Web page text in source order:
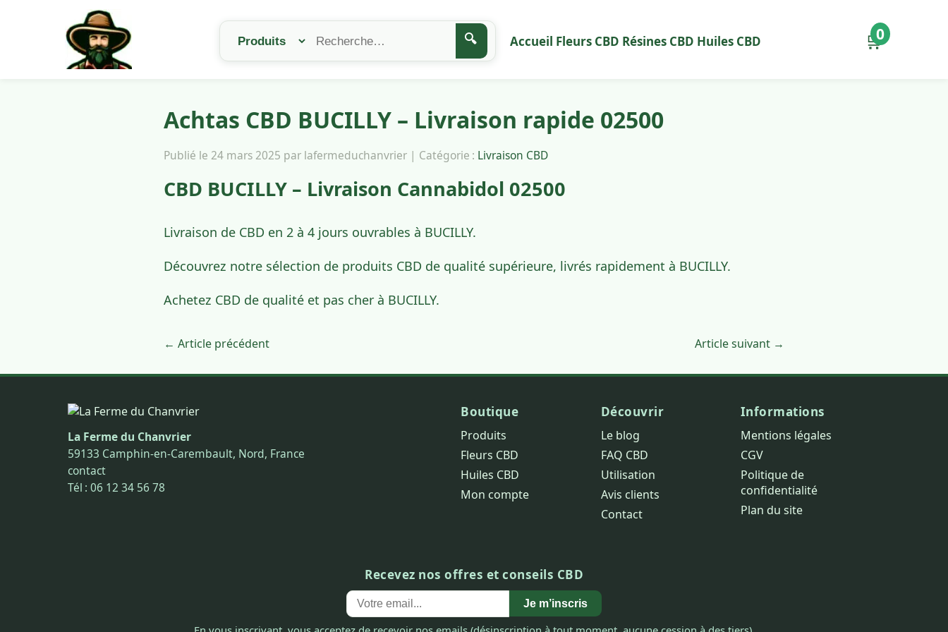
🔍 Accueil Fleurs CBD Résines CBD Huiles CBD 🛒
0
Achtas CBD BUCILLY – Livraison rapide 02500
Publié le 24 mars 2025 par lafermeduchanvrier | Catégorie : Livraison CBD
CBD BUCILLY – Livraison Cannabidol 02500
Livraison de CBD en 2 à 4 jours ouvrables à BUCILLY.
Découvrez notre sélection de produits CBD de qualité supérieure, livrés rapidement à BUCILLY.
Achetez CBD de qualité et pas cher à BUCILLY.
← Article précédent Article suivant →
La Ferme du Chanvrier
59133 Camphin-en-Carembault, Nord, France
contact
Tél : 06 12 34 56 78
Boutique
Produits
Fleurs CBD
Huiles CBD
Mon compte
Découvrir
Le blog
FAQ CBD
Utilisation
Avis clients
Contact
Informations
Mentions légales
CGV
Politique de
confidentialité
Plan du site
Recevez nos offres et conseils CBD
Je m’inscris